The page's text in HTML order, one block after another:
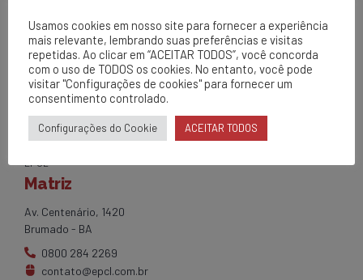
EPCL
Matriz
Av. Centenário, 1420
Brumado - BA
0800 284 2269
contato@epcl.com.br
Usamos cookies em nosso site para fornecer a experiência
mais relevante, lembrando suas preferências e visitas
repetidas. Ao clicar em “ACEITAR TODOS”, você concorda
com o uso de TODOS os cookies. No entanto, você pode
visitar "Configurações de cookies" para fornecer um
consentimento controlado.
Configurações do Cookie ACEITAR TODOS